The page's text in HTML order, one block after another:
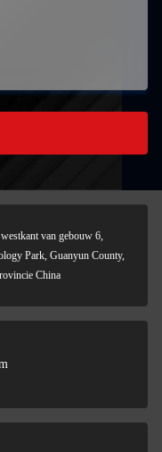
van gebouw 6,
Park, Guanyun County,
China